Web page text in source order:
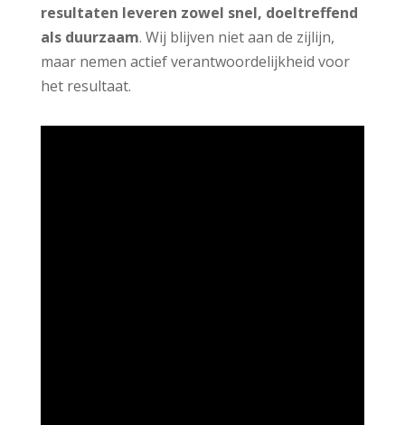
resultaten leveren zowel snel, doeltreffend
als duurzaam. Wij blijven niet aan de zijlijn,
maar nemen actief verantwoordelijkheid voor
het resultaat.